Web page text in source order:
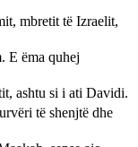
mbretit të Izraelit,
E ëma quhej
ashtu si i ati Davidi.
të shenjtë dhe